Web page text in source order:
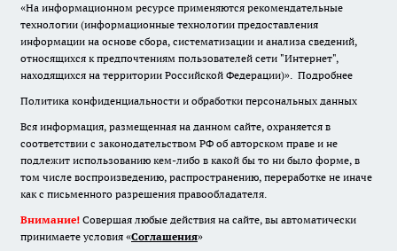
«На информационном ресурсе применяются рекомендательные
технологии (информационные технологии предоставления
информации на основе сбора, систематизации и анализа сведений,
относящихся к предпочтениям пользователей сети "Интернет",
находящихся на территории Российской Федерации)». Подробнее
Политика конфиденциальности и обработки персональных данных
Вся информация, размещенная на данном сайте, охраняется в
соответствии с законодательством РФ об авторском праве и не
подлежит использованию кем-либо в какой бы то ни было форме, в
том числе воспроизведению, распространению, переработке не иначе
как с письменного разрешения правообладателя.
Внимание! Совершая любые действия на сайте, вы автоматически
принимаете условия «Cоглашения»